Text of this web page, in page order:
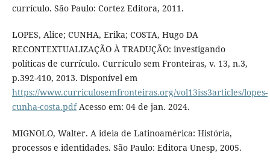
currículo. São Paulo: Cortez Editora, 2011.
LOPES, Alice; CUNHA, Erika; COSTA, Hugo DA
RECONTEXTUALIZAÇÃO À TRADUÇÃO: investigando
políticas de currículo. Currículo sem Fronteiras, v. 13, n.3,
p.392-410, 2013. Disponível em
https://www.curriculosemfronteiras.org/vol13iss3articles/lopes-
cunha-costa.pdfAcesso em: 04 de jan. 2024.
MIGNOLO, Walter. A ideia de Latinoamérica: História,
processos e identidades. São Paulo: Editora Unesp, 2005.